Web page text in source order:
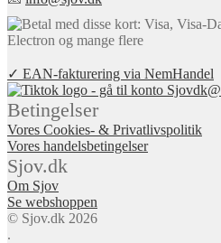
✓ EAN-fakturering via NemHandel
Betingelser
Vores Cookies- & Privatlivspolitik
Vores handelsbetingelser
Sjov.dk
Om Sjov
Se webshoppen
© Sjov.dk 2026
.